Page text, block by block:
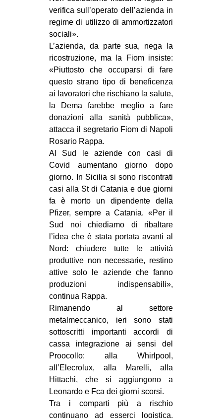
verifica sull’operato dell’azienda in
regime di utilizzo di ammortizzatori
sociali».
L’azienda, da parte sua, nega la
ricostruzione, ma la Fiom insiste:
«Piuttosto che occuparsi di fare
questo strano tipo di beneficenza
ai lavoratori che rischiano la salute,
la Dema farebbe meglio a fare
donazioni alla sanità pubblica»,
attacca il segretario Fiom di Napoli
Rosario Rappa.
Al Sud le aziende con casi di
Covid aumentano giorno dopo
giorno. In Sicilia si sono riscontrati
casi alla St di Catania e due giorni
fa è morto un dipendente della
Pfizer, sempre a Catania. «Per il
Sud noi chiediamo di ribaltare
l’idea che è stata portata avanti al
Nord: chiudere tutte le attività
produttive non necessarie, restino
attive solo le aziende che fanno
produzioni indispensabili»,
continua Rappa.
Rimanendo al settore
metalmeccanico, ieri sono stati
sottoscritti importanti accordi di
cassa integrazione ai sensi del
Proocollo: alla Whirlpool,
all’Elecrolux, alla Marelli, alla
Hittachi, che si aggiungono a
Leonardo e Fca dei giorni scorsi.
Tra i comparti più a rischio
continuano ad esserci logistica,